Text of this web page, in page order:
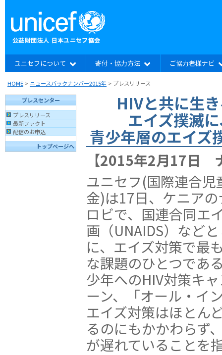
ユニセフについて 寄付・協力方法 ご協力者様ナビ
HOME > ニュースバックナンバー2015年 > プレスリリース
プレスセンター
プレスリリース
最新ファクト
配信のお申込
トップページへ
HIVと共に生
エイズ撲滅
青少年層のエイズ
【2015年2月17日
ユニセフ(国際連合児
金)は17日、ケニア
ロビで、国連合同エ
画（UNAIDS）など
に、エイズ対策で最
な課題のひとつであ
少年へのHIV対策キ
ーン、「オール・イ
エイズ対策はほとん
るのにもかかわらず
が遅れていることを